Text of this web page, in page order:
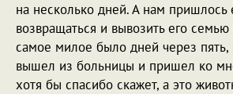
на несколько дней. А нам пришлось
возвращаться и вывозить его
самое милое было дней через пять,
вышел из больницы и пришел ко
хотя бы спасибо скажет, а это